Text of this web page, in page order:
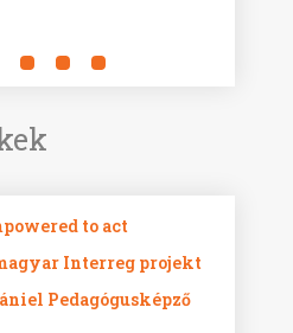
to act
Interreg projekt
Pedagógusképző